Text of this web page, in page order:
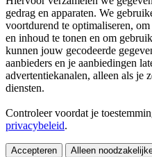
gedrag en apparaten. We
voortdurend te optimaliseren,
en inhoud te tonen en om
kunnen jouw gecodeerde
aanbieders en je aanbiedingen
advertentiekanalen, alleen als je
diensten.
Controleer voordat je
privacybeleid.
Accepteren Alleen